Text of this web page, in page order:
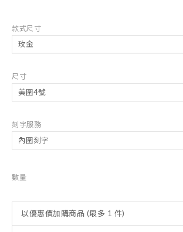
款式尺寸
尺寸
刻字服務
數量
以優惠價加購商品 (最多 1 件)